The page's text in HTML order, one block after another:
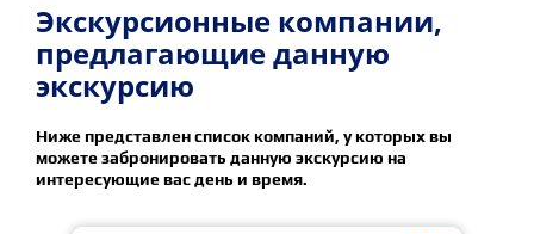
Экскурсионные компании,
предлагающие данную
экскурсию
Ниже представлен список компаний, у которых вы
можете забронировать данную экскурсию на
интересующие вас день и время.